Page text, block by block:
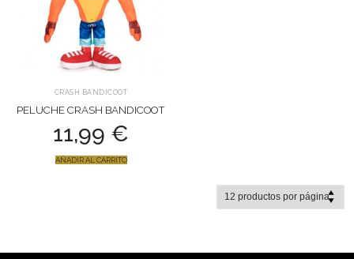
CRASH BANDICOOT
PELUCHE CRASH BANDICOOT
11,99 €
AÑADIR AL CARRITO